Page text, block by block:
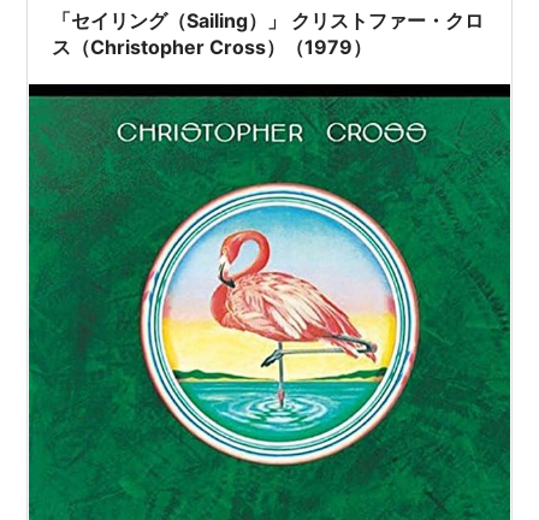
話。 最後に買った…
「セイリング（Sailing）」 クリストファー・クロ
ス（Christopher Cross）（1979）